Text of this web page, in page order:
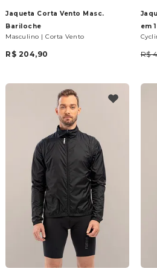
Jaqueta Corta Vento Masc.
Bariloche
Masculino | Corta Vento
R$ 204,90
em
R$